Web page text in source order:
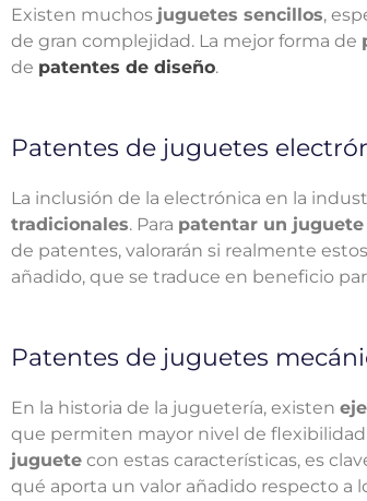
Existen muchos juguetes sencillos,
de gran complejidad. La mejor forma de
de patentes de diseño.
Patentes de juguetes
La inclusión de la electrónica en la
tradicionales. Para patentar un
de patentes, valorarán si realmente
añadido, que se traduce en beneficio
Patentes de juguetes
En la historia de la juguetería, existen
que permiten mayor nivel de flexibilidad
juguete con estas características, es
qué aporta un valor añadido respecto a